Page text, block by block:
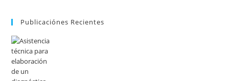
Publicaciónes Recientes